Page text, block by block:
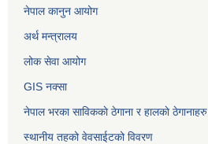
नेपाल कानुन आयोग
अर्थ मन्त्रालय
लोक सेवा आयोग
GIS नक्सा
नेपाल भरका साविककाे ठेगाना र हालकाे ठेगानाहरु
स्थानीय तहको वेवसाईटको विवरण